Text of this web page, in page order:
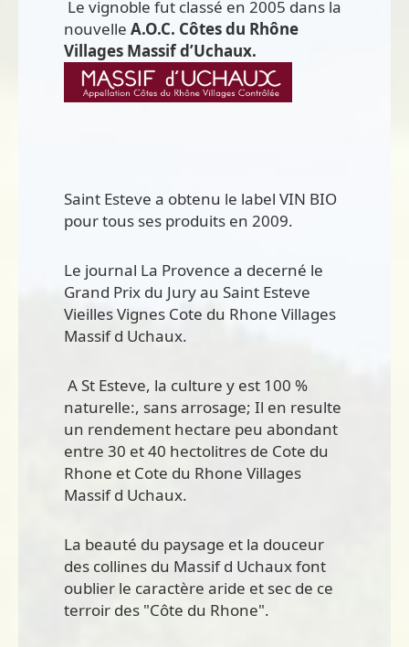
Le vignoble fut classé en 2005 dans la
nouvelle A.O.C. Côtes du Rhône
Villages Massif d’Uchaux.
Saint Esteve a obtenu le label VIN BIO
pour tous ses produits en 2009.
Le journal La Provence a decerné le
Grand Prix du Jury au Saint Esteve
Vieilles Vignes Cote du Rhone Villages
Massif d Uchaux.
A St Esteve, la culture y est 100 %
naturelle:, sans arrosage; Il en resulte
un rendement hectare peu abondant
entre 30 et 40 hectolitres de Cote du
Rhone et Cote du Rhone Villages
Massif d Uchaux.
La beauté du paysage et la douceur
des collines du Massif d Uchaux font
oublier le caractère aride et sec de ce
terroir des "Côte du Rhone".